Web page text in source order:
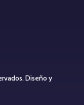
Diseño y